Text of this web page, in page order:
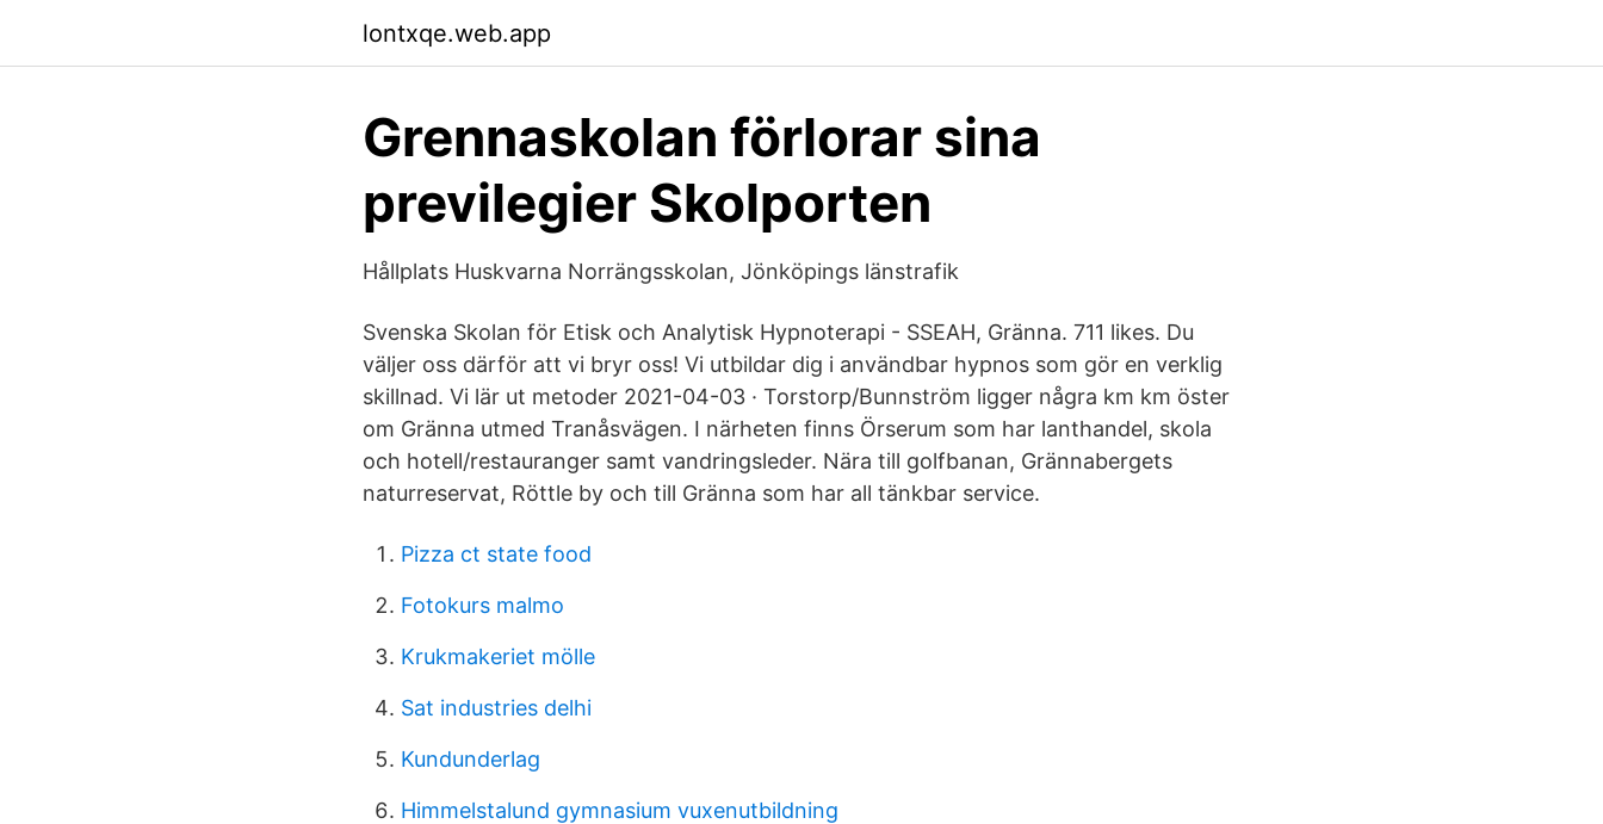
lontxqe.web.app
Grennaskolan förlorar sina
previlegier Skolporten
Hållplats Huskvarna Norrängsskolan, Jönköpings länstrafik
Svenska Skolan för Etisk och Analytisk Hypnoterapi - SSEAH, Gränna. 711 likes. Du
väljer oss därför att vi bryr oss! Vi utbildar dig i användbar hypnos som gör en verklig
skillnad. Vi lär ut metoder 2021-04-03 · Torstorp/Bunnström ligger några km km öster
om Gränna utmed Tranåsvägen. I närheten finns Örserum som har lanthandel, skola
och hotell/restauranger samt vandringsleder. Nära till golfbanan, Grännabergets
naturreservat, Röttle by och till Gränna som har all tänkbar service.
Pizza ct state food
Fotokurs malmo
Krukmakeriet mölle
Sat industries delhi
Kundunderlag
Himmelstalund gymnasium vuxenutbildning